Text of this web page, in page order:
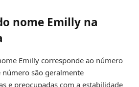
nome Emilly na
Emilly corresponde ao número
número são geralmente
e preocupadas com a estabilidade